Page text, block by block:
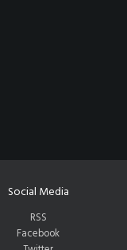
Social Media
RSS
Facebook